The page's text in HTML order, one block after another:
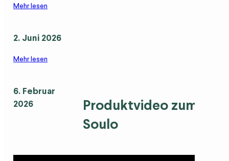
Mehr lesen
2. Juni 2026
Mehr lesen
6. Februar
2026
Produktvideo zum
Soulo